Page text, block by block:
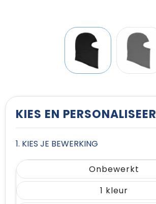
T-Shirts
Vesten
KIES EN PERSONALISEER
1. KIES JE BEWERKING
Onbewerkt
1